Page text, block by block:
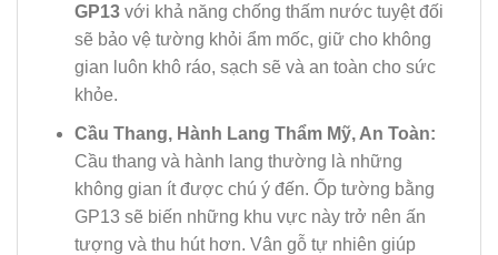
GP13với khả năng chống thấm nước tuyệt đối
sẽ bảo vệ tường khỏi ẩm mốc, giữ cho không
gian luôn khô ráo, sạch sẽ và an toàn cho sức
khỏe.
Cầu Thang, Hành Lang Thẩm Mỹ, An Toàn:
Cầu thang và hành lang thường là những
không gian ít được chú ý đến. Ốp tường bằng
GP13 sẽ biến những khu vực này trở nên ấn
tượng và thu hút hơn. Vân gỗ tự nhiên giúp